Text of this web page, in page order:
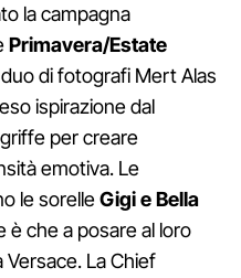
la campagna
Primavera/Estate
di fotografi Mert Alas
ispirazione dal
per creare
emotiva. Le
le sorelleGigi e Bella
è che a posare al loro
La Chief